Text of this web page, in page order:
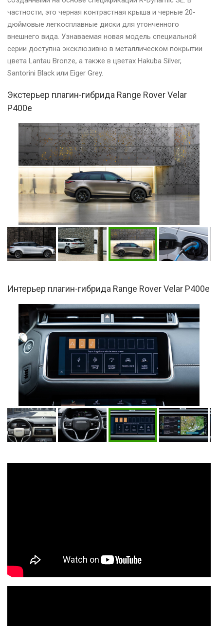
частности, это черная контрастная крыша и черные 20-
дюймовые легкосплавные диски для утонченного
внешнего вида. Узнаваемая новая модель специальной
серии доступна эксклюзивно в металлическом покрытии
цвета Lantau Bronze, а также в цветах Hakuba Silver,
Santorini Black или Eiger Grey.
Экстерьер плагин-гибрида Range Rover Velar
P400e
Интерьер плагин-гибрида Range Rover Velar P400e